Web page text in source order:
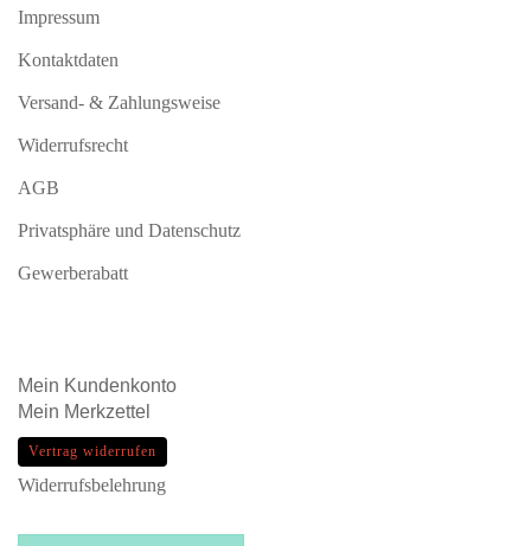
Impressum
Kontaktdaten
Versand- & Zahlungsweise
Widerrufsrecht
AGB
Privatsphäre und Datenschutz
Gewerberabatt
Mein Kundenkonto
Mein Merkzettel
Vertrag widerrufen
Widerrufsbelehrung